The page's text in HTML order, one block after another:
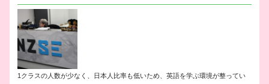
1クラスの人数が少なく、日本人比率も低いため、英語を学ぶ環境が整ってい